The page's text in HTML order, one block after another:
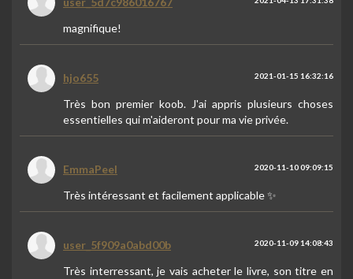
magnifique!
hjo655 2021-01-15 16:32:16
Très bon premier koob. J'ai appris plusieurs choses
essentielles qui m'aideront pour ma vie privée.
EmmaPeel 2020-11-10 09:09:15
Très intéressant et facilement applicable ✨
user_5f909a0abd00b 2020-11-09 14:08:43
Très interressant, je vais acheter le livre, son titre en